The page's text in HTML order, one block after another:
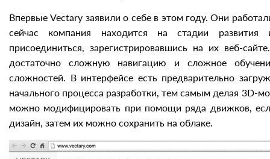
Впервые Vectary заявили о себе в этом году. Они
сейчас компания находится на стадии развития
присоединиться, зарегистрировавшись на их веб-
достаточно сложную навигацию и сложное
сложностей. В интерфейсе есть предварительно
начального процесса разработки, тем самым делая
можно модифицировать при помощи ряда движков,
дизайн, затем их можно сохранить на облаке.